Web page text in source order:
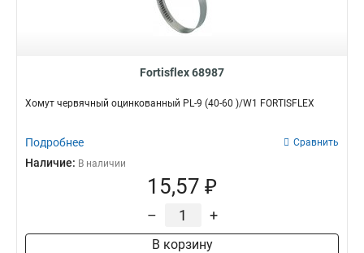
Fortisflex 68987
Хомут червячный оцинкованный PL-9 (40-60 )/W1 FORTISFLEX
Подробнее Сравнить
Наличие: В наличии
15,57 ₽
– +
В корзину